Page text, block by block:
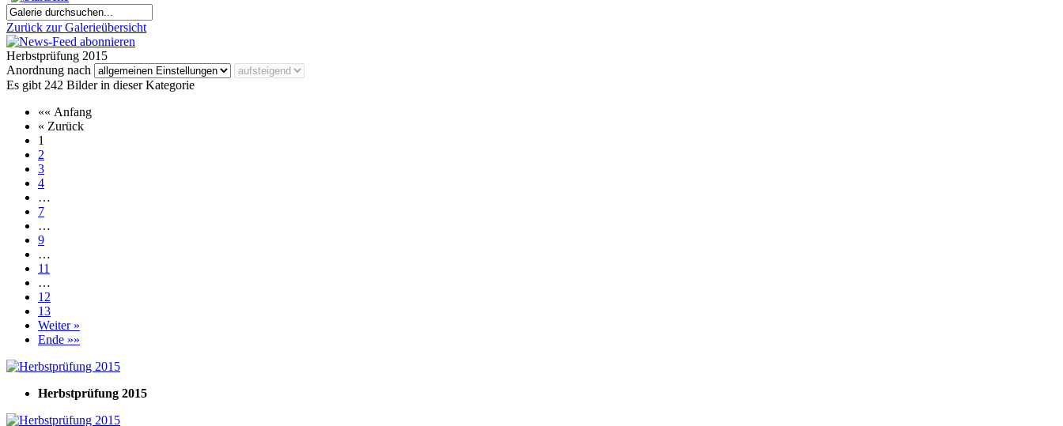
Zurück zur Galerieübersicht
Herbstprüfung 2015
Anordnung nach
Es gibt 242 Bilder in dieser Kategorie
«« Anfang
« Zurück
1
2
3
4
…
7
…
9
…
11
…
12
13
Weiter »
Ende »»
Herbstprüfung 2015